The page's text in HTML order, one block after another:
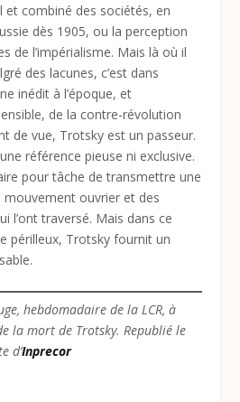
et combiné des sociétés, en
dès 1905, ou la perception
de l’impérialisme. Mais là où il
des lacunes, c’est dans
inédit à l’époque, et
de la contre-révolution
de vue, Trotsky est un passeur.
référence pieuse ni exclusive.
pour tâche de transmettre une
ouvrier et des
l’ont traversé. Mais dans ce
périlleux, Trotsky fournit un
hebdomadaire de la LCR, à
la mort de Trotsky. Republié le
d’Inprecor